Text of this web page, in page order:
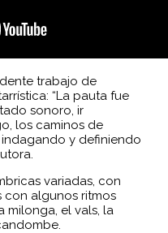
trabajo de
“La pauta fue
sonoro, ir
los caminos de
y definiendo
variadas, con
con algunos ritmos
milonga, el vals, la